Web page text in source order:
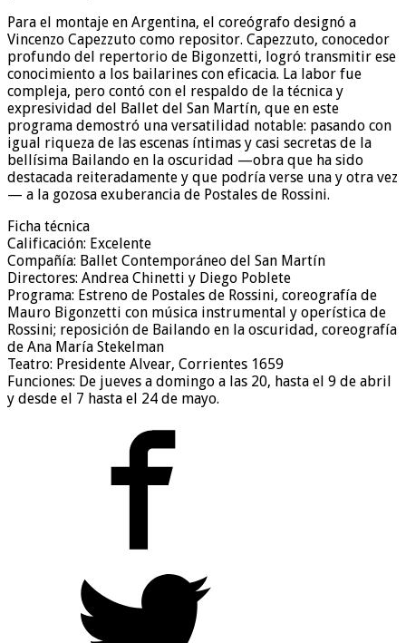
Para el montaje en Argentina, el coreógrafo designó a
Vincenzo Capezzuto como repositor. Capezzuto, conocedor
profundo del repertorio de Bigonzetti, logró transmitir ese
conocimiento a los bailarines con eficacia. La labor fue
compleja, pero contó con el respaldo de la técnica y
expresividad del Ballet del San Martín, que en este
programa demostró una versatilidad notable: pasando con
igual riqueza de las escenas íntimas y casi secretas de la
bellísima Bailando en la oscuridad —obra que ha sido
destacada reiteradamente y que podría verse una y otra vez
— a la gozosa exuberancia de Postales de Rossini.
Ficha técnica
Calificación: Excelente
Compañía: Ballet Contemporáneo del San Martín
Directores: Andrea Chinetti y Diego Poblete
Programa: Estreno de Postales de Rossini, coreografía de
Mauro Bigonzetti con música instrumental y operística de
Rossini; reposición de Bailando en la oscuridad, coreografía
de Ana María Stekelman
Teatro: Presidente Alvear, Corrientes 1659
Funciones: De jueves a domingo a las 20, hasta el 9 de abril
y desde el 7 hasta el 24 de mayo.